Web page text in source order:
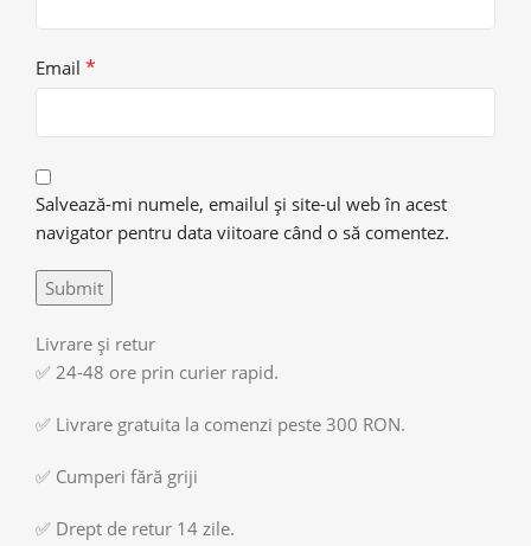
Email *
Salvează-mi numele, emailul și site-ul web în acest
navigator pentru data viitoare când o să comentez.
Livrare și retur
✅ 24-48 ore prin curier rapid.
✅ Livrare gratuita la comenzi peste 300 RON.
✅ Cumperi fără griji
✅ Drept de retur 14 zile.